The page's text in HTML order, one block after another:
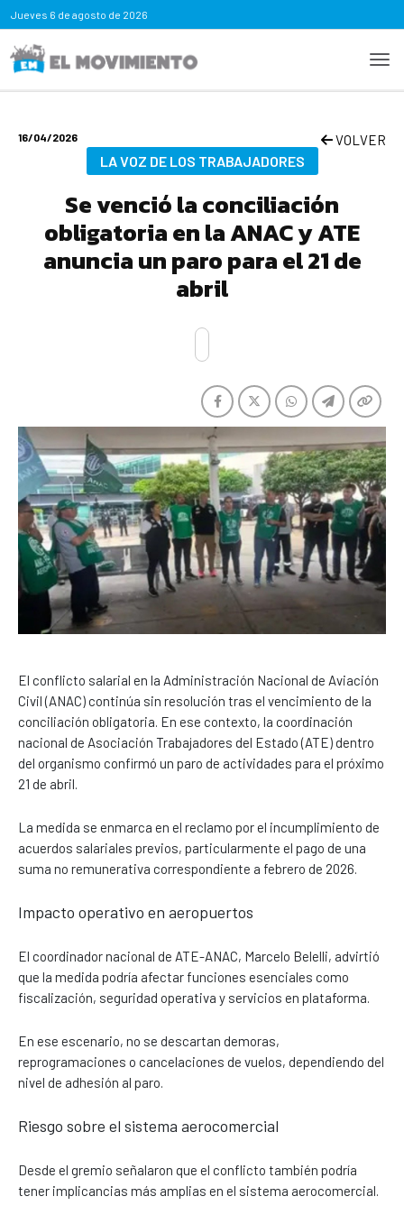
Jueves 6 de agosto de 2026
16/04/2026 VOLVER
LA VOZ DE LOS TRABAJADORES
Se venció la conciliación
obligatoria en la ANAC y ATE
anuncia un paro para el 21 de
abril
El conflicto salarial en la Administración Nacional de Aviación
Civil (ANAC) continúa sin resolución tras el vencimiento de la
conciliación obligatoria. En ese contexto, la coordinación
nacional de Asociación Trabajadores del Estado (ATE) dentro
del organismo confirmó un paro de actividades para el próximo
21 de abril.
La medida se enmarca en el reclamo por el incumplimiento de
acuerdos salariales previos, particularmente el pago de una
suma no remunerativa correspondiente a febrero de 2026.
Impacto operativo en aeropuertos
El coordinador nacional de ATE-ANAC, Marcelo Belelli, advirtió
que la medida podría afectar funciones esenciales como
fiscalización, seguridad operativa y servicios en plataforma.
En ese escenario, no se descartan demoras,
reprogramaciones o cancelaciones de vuelos, dependiendo del
nivel de adhesión al paro.
Riesgo sobre el sistema aerocomercial
Desde el gremio señalaron que el conflicto también podría
tener implicancias más amplias en el sistema aerocomercial.